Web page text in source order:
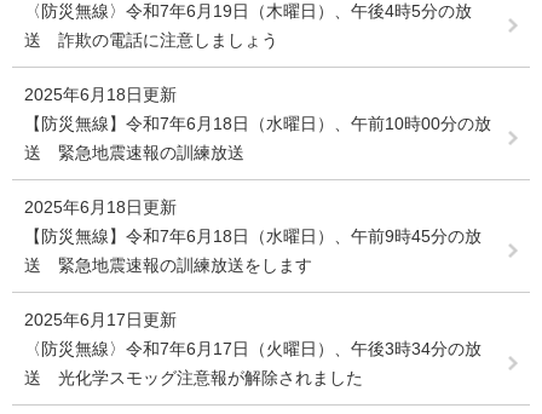
〈防災無線〉令和7年6月19日（木曜日）、午後4時5分の放
送 詐欺の電話に注意しましょう
2025年6月18日更新
【防災無線】令和7年6月18日（水曜日）、午前10時00分の放
送 緊急地震速報の訓練放送
2025年6月18日更新
【防災無線】令和7年6月18日（水曜日）、午前9時45分の放
送 緊急地震速報の訓練放送をします
2025年6月17日更新
〈防災無線〉令和7年6月17日（火曜日）、午後3時34分の放
送 光化学スモッグ注意報が解除されました